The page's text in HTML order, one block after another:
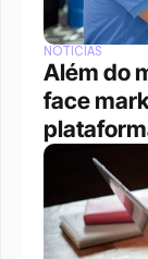
NOTÍCIAS
Além do
face